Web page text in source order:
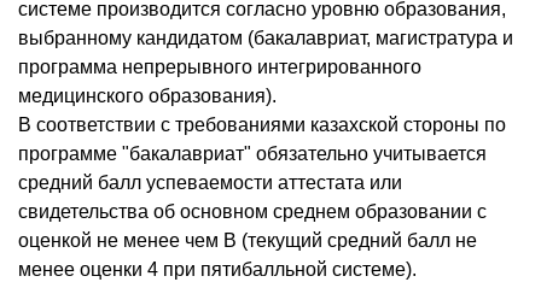
системе производится согласно уровню образования,
выбранному кандидатом (бакалавриат, магистратура и
программа непрерывного интегрированного
медицинского образования).
В соответствии с требованиями казахской стороны по
программе "бакалавриат" обязательно учитывается
средний балл успеваемости аттестата или
свидетельства об основном среднем образовании с
оценкой не менее чем В (текущий средний балл не
менее оценки 4 при пятибалльной системе).